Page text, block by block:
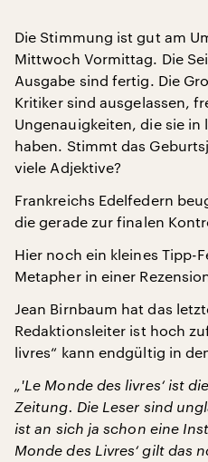
Die Stimmung ist gut am
Mittwoch Vormittag. Die
Ausgabe sind fertig. Die
Kritiker sind ausgelassen,
Ungenauigkeiten, die sie
haben. Stimmt das
viele Adjektive?
Frankreichs Edelfedern
die gerade zur finalen
Hier noch ein kleines Tipp-
Metapher in einer
Jean Birnbaum hat das
Redaktionsleiter ist hoch
livres“ kann endgültig in
„'Le Monde des livres‘ ist
Zeitung. Die Leser sind
ist an sich ja schon eine
Monde des Livres‘ gilt das